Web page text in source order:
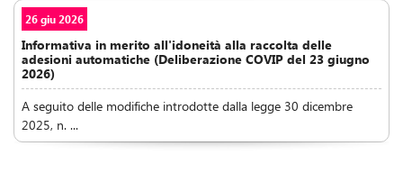
26 giu 2026
Informativa in merito all'idoneità alla raccolta delle
adesioni automatiche (Deliberazione COVIP del 23 giugno
2026)
A seguito delle modifiche introdotte dalla legge 30 dicembre
2025, n. ...